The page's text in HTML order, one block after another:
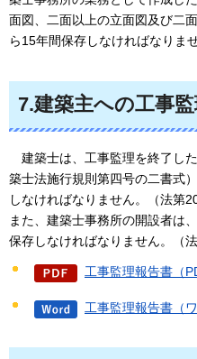
面図、二面以上の立面図及び二
ら15年間保存しなければなりま
7.建築主への工事
建築士は、工事監理を終了し
築士法施行規則第四号の二書式
しなければなりません。（法第20
また、建築士事務所の開設者は
保存しなければなりません。（法
工事監理報告書（
工事監理報告書（